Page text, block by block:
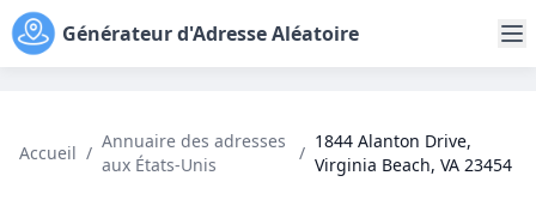
Générateur d'Adresse Aléatoire
Accueil /
Annuaire des adresses
aux États-Unis
/
1844 Alanton Drive,
Virginia Beach, VA 23454